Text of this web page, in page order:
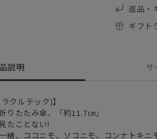
返品・
ギフト
説明 サ
クルテック)】
りたたみ傘、「約11.7㎝」
たことない!
緒、ココニモ、ソコニモ、コンナトキニ